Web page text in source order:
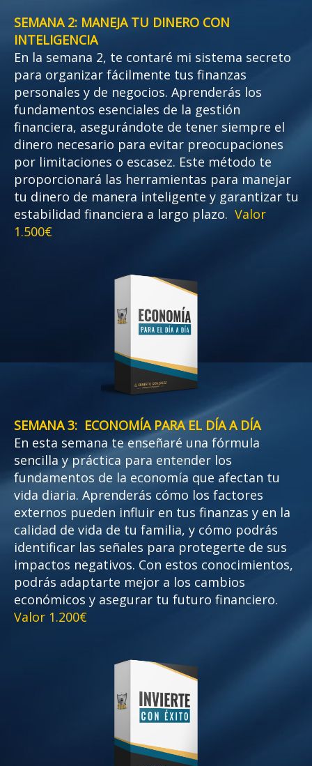
SEMANA 2: MANEJA TU DINERO CON
INTELIGENCIA
En la semana 2, te contaré mi sistema secreto
para organizar fácilmente tus finanzas
personales y de negocios. Aprenderás los
fundamentos esenciales de la gestión
financiera, asegurándote de tener siempre el
dinero necesario para evitar preocupaciones
por limitaciones o escasez. Este método te
proporcionará las herramientas para manejar
tu dinero de manera inteligente y garantizar tu
estabilidad financiera a largo plazo. Valor
1.500€
SEMANA 3: ECONOMÍA PARA EL DÍA A DÍA
En esta semana te enseñaré una fórmula
sencilla y práctica para entender los
fundamentos de la economía que afectan tu
vida diaria. Aprenderás cómo los factores
externos pueden influir en tus finanzas y en la
calidad de vida de tu familia, y cómo podrás
identificar las señales para protegerte de sus
impactos negativos. Con estos conocimientos,
podrás adaptarte mejor a los cambios
económicos y asegurar tu futuro financiero.
Valor 1.200€